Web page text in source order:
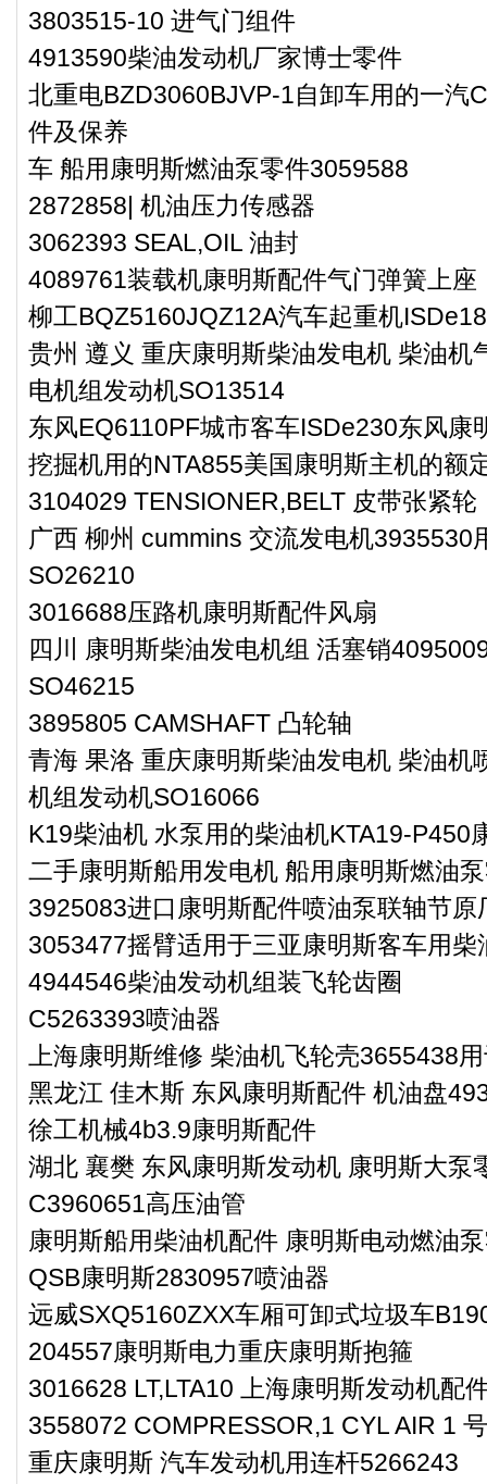
3803515-10 进气门组件
4913590柴油发动机厂家博士零件
北重电BZD3060BJVP-1自卸车用的一汽
件及保养
车 船用康明斯燃油泵零件3059588
2872858| 机油压力传感器
3062393 SEAL,OIL 油封
4089761装载机康明斯配件气门弹簧上座
柳工BQZ5160JQZ12A汽车起重机
贵州 遵义 重庆康明斯柴油发电机 柴油机
电机组发动机SO13514
东风EQ6110PF城市客车ISDe230东风康
挖掘机用的NTA855美国康明斯主机的额
3104029 TENSIONER,BELT 皮带张紧轮
广西 柳州 cummins 交流发电机3935530
SO26210
3016688压路机康明斯配件风扇
四川 康明斯柴油发电机组 活塞销
SO46215
3895805 CAMSHAFT 凸轮轴
青海 果洛 重庆康明斯柴油发电机 柴油机
机组发动机SO16066
K19柴油机 水泵用的柴油机KTA19-P450
二手康明斯船用发电机 船用康明斯燃油
3925083进口康明斯配件喷油泵联轴节原
3053477摇臂适用于三亚康明斯客车用柴
4944546柴油发动机组装飞轮齿圈
C5263393喷油器
上海康明斯维修 柴油机飞轮壳3655438
黑龙江 佳木斯 东风康明斯配件 机油盘
徐工机械4b3.9康明斯配件
湖北 襄樊 东风康明斯发动机 康明斯大泵
C3960651高压油管
康明斯船用柴油机配件 康明斯电动燃油
QSB康明斯2830957喷油器
远威SXQ5160ZXX车厢可卸式垃圾车
204557康明斯电力重庆康明斯抱箍
3016628 LT,LTA10 上海康明斯发动机配
3558072 COMPRESSOR,1 CYL AIR 1
重庆康明斯 汽车发动机用连杆5266243